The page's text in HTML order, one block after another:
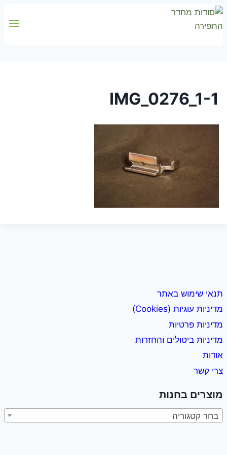
Skip
to
IMG_0276_1-1
תנאי שימוש באתר
מדיניות עוגיות (Cookies)
מדיניות פרטיות
מדיניות ביטולים והחזרות
אודות
צרי קשר
מוצרים בחנות
בחר קטגוריה